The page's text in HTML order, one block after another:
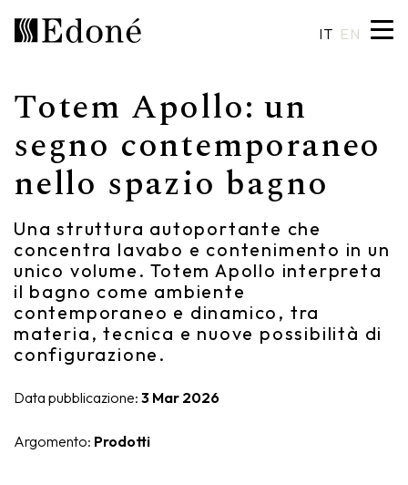
IT EN
Totem Apollo: un
segno contemporaneo
nello spazio bagno
Una struttura autoportante che
concentra lavabo e contenimento in un
unico volume. Totem Apollo interpreta
il bagno come ambiente
contemporaneo e dinamico, tra
materia, tecnica e nuove possibilità di
configurazione.
Data pubblicazione: 3 Mar 2026
Argomento: Prodotti
Calipso
Chrono 38/44
Crio
Rea
Rivestimenti
Specchiere
Miscelatori
Sanitari
Accessori
Made in Italy
Finiture e materiali
Cataloghi